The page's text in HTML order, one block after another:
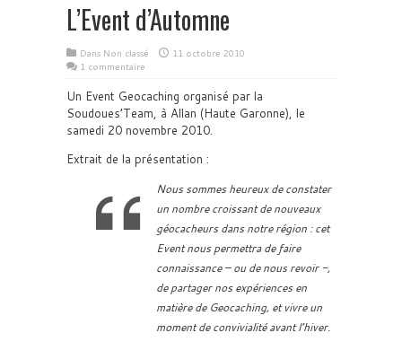
L’Event d’Automne
Dans Non classé
11 octobre 2010
1 commentaire
Un Event Geocaching organisé par la
Soudoues’Team, à Allan (Haute Garonne), le
samedi 20 novembre 2010.
Extrait de la présentation :
Nous sommes heureux de constater
un nombre croissant de nouveaux
géocacheurs dans notre région : cet
Event nous permettra de faire
connaissance – ou de nous revoir -,
de partager nos expériences en
matière de Geocaching, et vivre un
moment de convivialité avant l’hiver.